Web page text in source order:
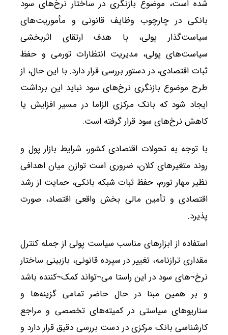
شده است، موضوع بازنگری در ساختار نرخ‌های سود
بانکی در چارچوب وظایف قانونی و مأموریت‌های
سیاست‌گذار پولی، با هدف ارتقای اثربخشی
سیاست‌های پولی، مدیریت انتظارات تورمی و حفظ
ثبات اقتصادی، در دستور بررسی قرار دارد. با این حال، از
طرح موضوع بازنگری نرخ‌های سود نباید این برداشت
ایجاد شود که بانک مرکزی الزاما در مسیر افزایش یا
کاهش نرخ‌های سود قرار گرفته است.
با توجه به تحولات اقتصادی کشور، شرایط بازار پول و
روند متغیرهای کلان، ضروری است توازن میان اهدافی
نظیر مهار تورم، حفظ ثبات شبکه بانکی، حمایت از رشد
اقتصادی و تأمین مالی بخش واقعی اقتصاد، صورت
پذیرد.
استفاده از ابزارهای مناسب سیاست پولی از جمله کنترل
مقداری ترازنامه، تغییر در سپرده قانونی، بازبینی ساختار
نرخ¬های سود در این راستا می¬تواند کمک¬کننده باشد
و بر همین مبنا در حال حاضر تمامی گزینه‌ها و
سناریوهای سیاستی در کمیته‌های تخصصی و مراجع
کارشناسی بانک مرکزی در دست بررسی دقیق قرار دارد و